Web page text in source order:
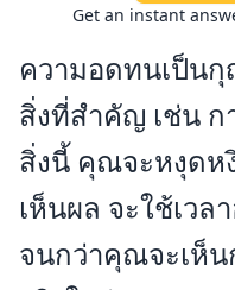
Get an instant
ความอดทนเป็น
สิ่งที่สำคัญ เช่น
สิ่งนี้ คุณจะหงุดห
เห็นผล จะใช้เวล
จนกว่าคุณจะเห็